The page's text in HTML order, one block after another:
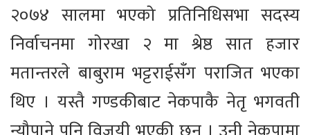
२०७४ सालमा भएको प्रतिनिधिसभा सदस्य
निर्वाचनमा गोरखा २ मा श्रेष्ठ सात हजार
मतान्तरले बाबुराम भट्टराईसँग पराजित भएका
थिए । यस्तै गण्डकीबाट नेकपाकै नेतृ भगवती